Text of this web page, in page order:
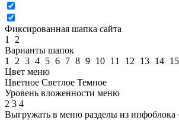
Фиксированная шапка сайта
1
2
Варианты шапок
1
2 3 4 5 6 7 8 9 10 11 12 13 14 15
Цвет меню
Цветное Светлое Темное
Уровень вложенности меню
2 3 4
Выгружать в меню разделы из